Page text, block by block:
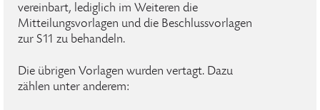
vereinbart, lediglich im Weiteren die
Mitteilungsvorlagen und die Beschlussvorlagen
zur S11 zu behandeln.
Die übrigen Vorlagen wurden vertagt. Dazu
zählen unter anderem: